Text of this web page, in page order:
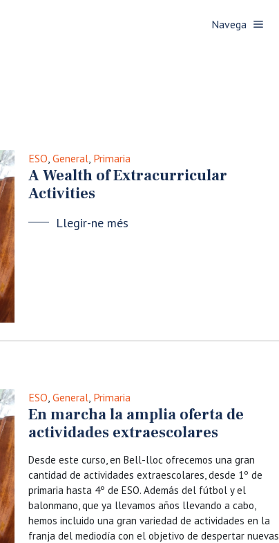
Navega
ESO, General, Primaria
A Wealth of Extracurricular
Activities
Llegir-ne més
ESO, General, Primaria
En marcha la amplia oferta de
actividades extraescolares
Desde este curso, en Bell-lloc ofrecemos una gran
cantidad de actividades extraescolares, desde 1º de
primaria hasta 4º de ESO. Además del fútbol y el
balonmano, que ya llevamos años llevando a cabo,
hemos incluido una gran variedad de actividades en la
franja del mediodía con el objetivo de despertar nuevas